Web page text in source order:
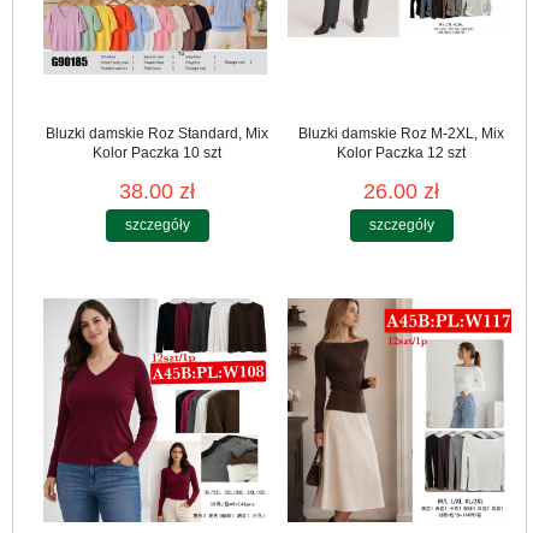
Bluzki damskie Roz Standard, Mix
Kolor Paczka 10 szt
38.00 zł
szczegóły
Bluzki damskie Roz M-2XL, Mix
Kolor Paczka 12 szt
26.00 zł
szczegóły